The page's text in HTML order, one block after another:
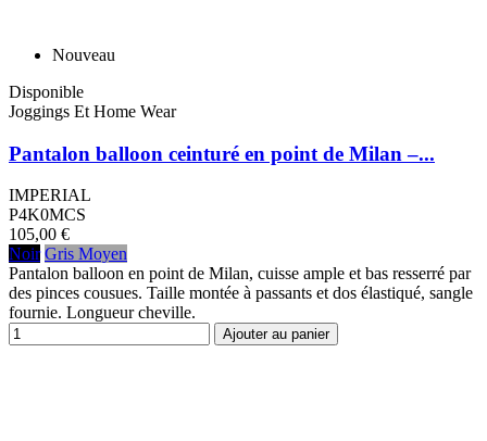
Nouveau
Disponible
Joggings Et Home Wear
Pantalon balloon ceinturé en point de Milan –...
IMPERIAL
P4K0MCS
105,00 €
Noir Gris Moyen
Pantalon balloon en point de Milan, cuisse ample et bas resserré par
des pinces cousues. Taille montée à passants et dos élastiqué, sangle
fournie. Longueur cheville.
Ajouter au panier